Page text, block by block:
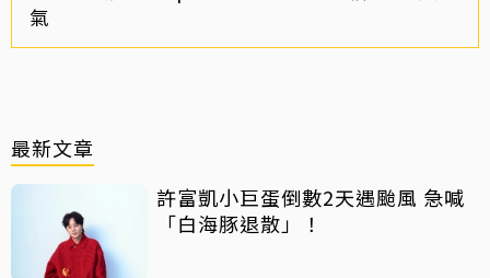
氣
最新文章
許富凱小巨蛋倒數2天遇颱風 急喊
「白海豚退散」！